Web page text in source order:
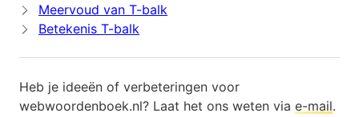
Meervoud van T-balk
Betekenis T-balk
Heb je ideeën of verbeteringen voor
webwoordenboek.nl? Laat het ons weten via e-mail.